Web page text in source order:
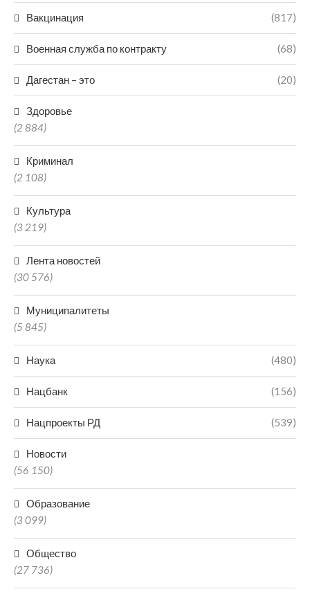
Вакцинация (817)
Военная служба по контракту (68)
Дагестан – это (20)
Здоровье
(2 884)
Криминал
(2 108)
Культура
(3 219)
Лента новостей
(30 576)
Муниципалитеты
(5 845)
Наука (480)
Нацбанк (156)
Нацпроекты РД (539)
Новости
(56 150)
Образование
(3 099)
Общество
(27 736)